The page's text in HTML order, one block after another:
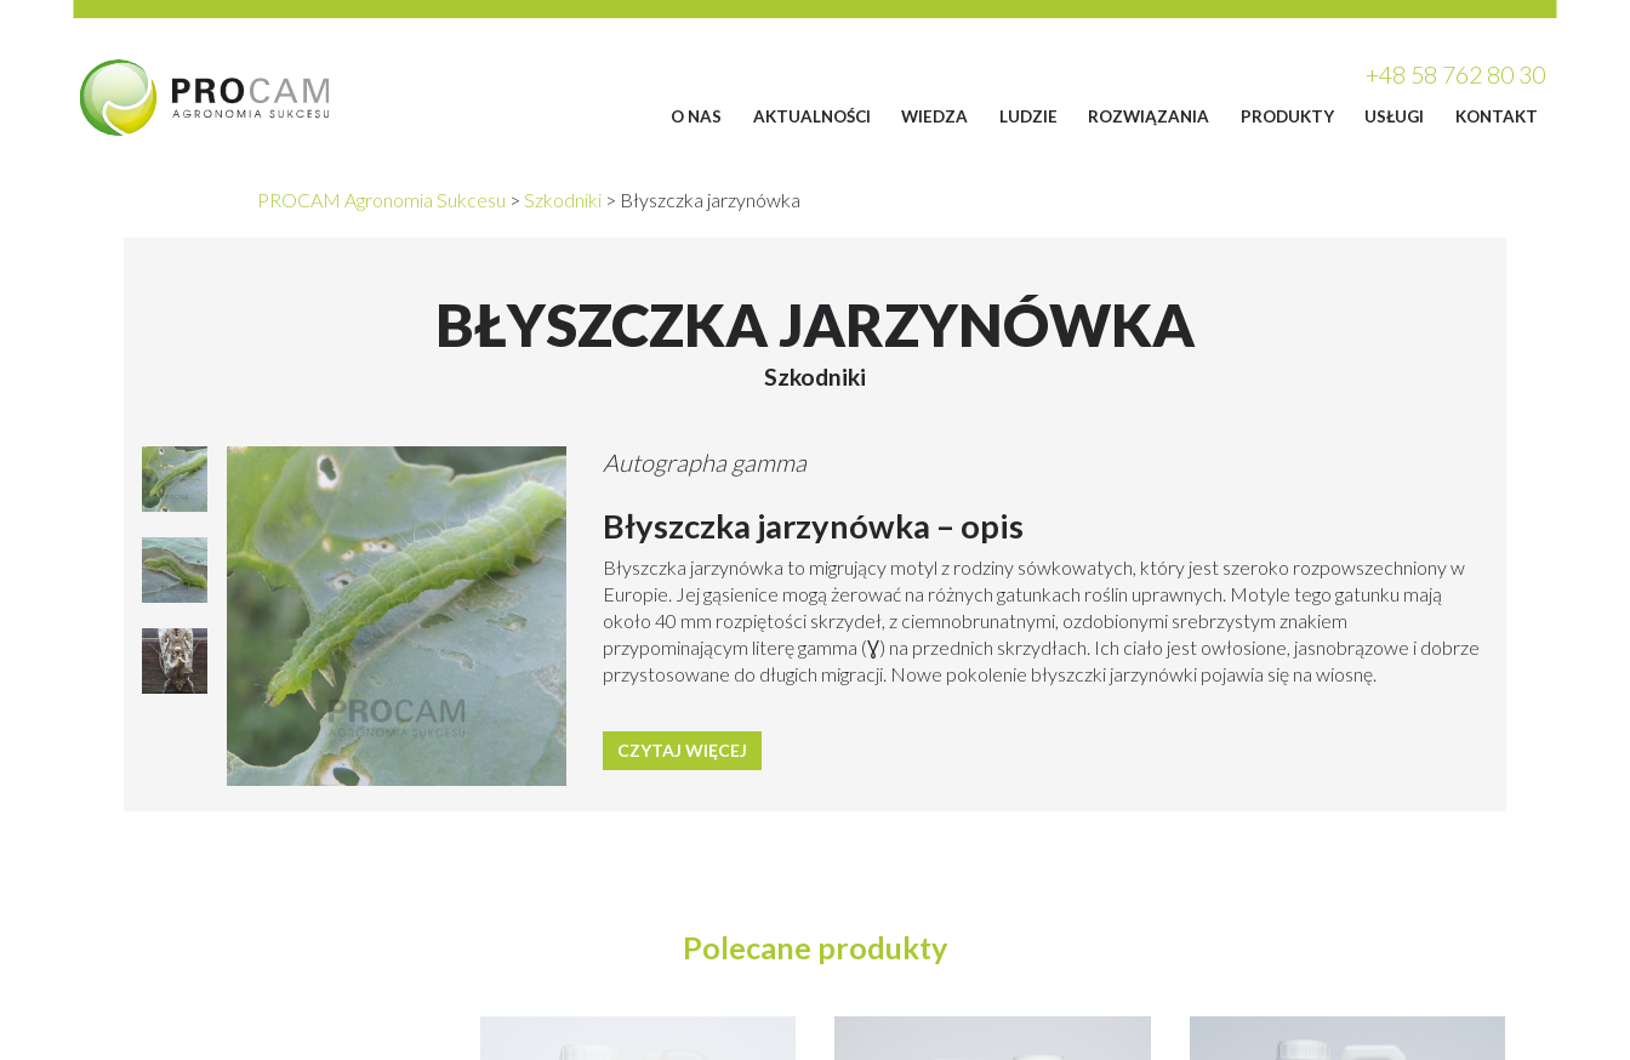
+48 58 762 80 30
O NAS AKTUALNOŚCI WIEDZA LUDZIE ROZWIĄZANIA PRODUKTY USŁUGI KONTAKT
PROCAM Agronomia Sukcesu > Szkodniki > Błyszczka jarzynówka
BŁYSZCZKA JARZYNÓWKA
Szkodniki
Autographa gamma
Błyszczka jarzynówka – opis
Błyszczka jarzynówka to migrujący motyl z rodziny sówkowatych, który jest szeroko rozpowszechniony w
Europie. Jej gąsienice mogą żerować na różnych gatunkach roślin uprawnych. Motyle tego gatunku mają
około 40 mm rozpiętości skrzydeł, z ciemnobrunatnymi, ozdobionymi srebrzystym znakiem
przypominającym literę gamma (Ɣ) na przednich skrzydłach. Ich ciało jest owłosione, jasnobrązowe i dobrze
przystosowane do długich migracji. Nowe pokolenie błyszczki jarzynówki pojawia się na wiosnę.
CZYTAJ WIĘCEJ
Polecane produkty